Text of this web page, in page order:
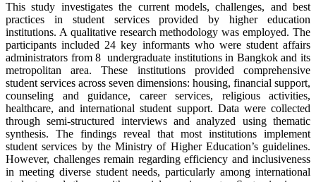
This study investigates the current models, challenges, and best
practices in student services provided by higher education
institutions. A qualitative research methodology was employed. The
participants included 24 key informants who were student affairs
administrators from 8 undergraduate institutions in Bangkok and its
metropolitan area. These institutions provided comprehensive
student services across seven dimensions: housing, financial support,
counseling and guidance, career services, religious activities,
healthcare, and international student support. Data were collected
through semi-structured interviews and analyzed using thematic
synthesis. The findings reveal that most institutions implement
student services by the Ministry of Higher Education’s guidelines.
However, challenges remain regarding efficiency and inclusiveness
in meeting diverse student needs, particularly among international